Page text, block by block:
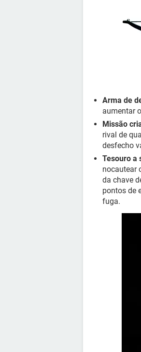
Arma de
aumentar
Missão
rival de
desfecho
Tesouro a
nocautear
da chave
pontos de
fuga.